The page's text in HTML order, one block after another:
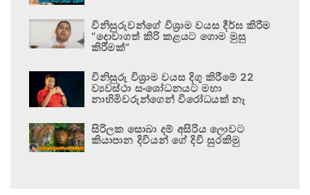
විනිසුරුවන්ගේ විශ්‍රාම වයස දීර්ඝ කිරීම
“දොවාගත් කිරි කළයට ගොම මුසු
කිරීමක්”
විනිසුරු විශ්‍රාම වයස දිගු කිරීමේ 22
ව්‍යවස්ථා සංශෝධනයට මහා
නාහිමිවරුන්ගෙන් විරෝධයක් නෑ
සිරිලක සොබා දම් අසිරිය ලොවට
කියාපාන දිවියන් ගේ දිවි සුරකිමු